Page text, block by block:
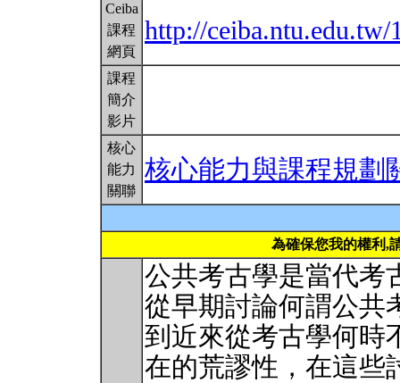
Ceiba
課程
網頁
http://
課程
簡介
影片
核心
能力
關聯
核心能力與課程規劃
為確保您我的權利,
公共考古學是當代考
從早期討論何謂公共
到近來從考古學何時
在的荒謬性，在這些